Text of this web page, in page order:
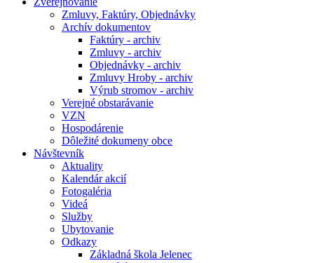
Zmluvy, Faktúry, Objednávky
Archív dokumentov
Faktúry - archiv
Zmluvy - archiv
Objednávky - archiv
Zmluvy Hroby - archiv
Výrub stromov - archiv
Verejné obstarávanie
VZN
Hospodárenie
Dôležité dokumeny obce
Návštevník
Aktuality
Kalendár akcií
Fotogaléria
Videá
Služby
Ubytovanie
Odkazy
Základná škola Jelenec